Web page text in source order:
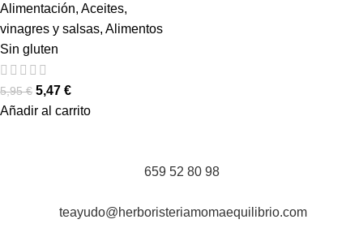
Alimentación, Aceites,
vinagres y salsas, Alimentos
Sin gluten
5,95€ 5,47 €
Añadir al carrito
659 52 80 98
teayudo@herboristeriamomaequilibrio.com